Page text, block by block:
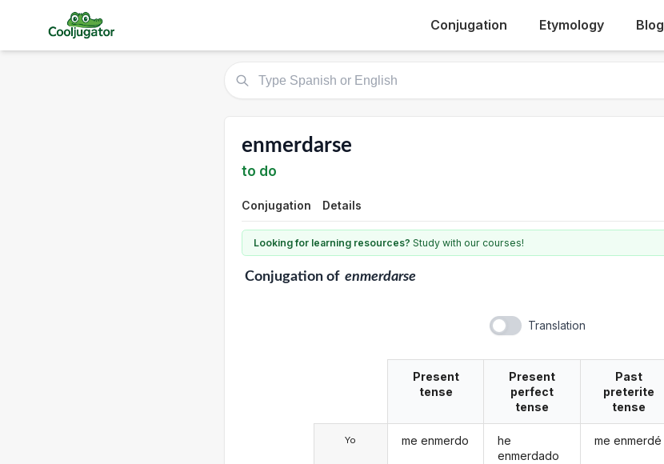
Conjugation Etymology Blog
enmerdarse
to do
Conjugation Details
Looking for learning resources? Study with our courses!
Conjugationof enmerdarse
Translation
Yo
Present
tense
me enmerdo
Present
perfect
tense
he
enmerdado
Past
preterite
tense
me enmerdé